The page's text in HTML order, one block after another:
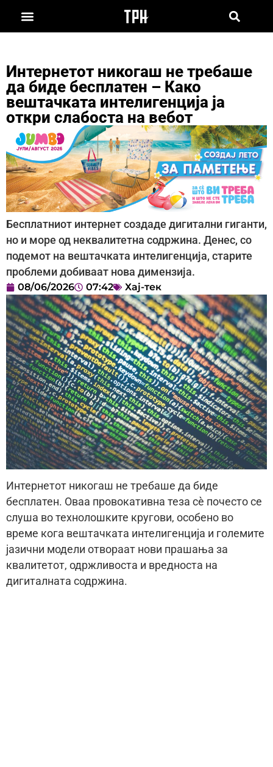
Интернетот никогаш не требаше
да биде бесплатен – Како
вештачката интелигенција ја
откри слабоста на вебот
Бесплатниот интернет создаде дигитални гиганти,
но и море од неквалитетна содржина. Денес, со
подемот на вештачката интелигенција, старите
проблеми добиваат нова димензија.
08/06/2026 07:42 Хај-тек
Интернетот никогаш не требаше да биде
бесплатен. Оваа провокативна теза сè почесто се
слуша во технолошките кругови, особено во
време кога вештачката интелигенција и големите
јазични модели отвораат нови прашања за
квалитетот, одржливоста и вредноста на
дигиталната содржина.